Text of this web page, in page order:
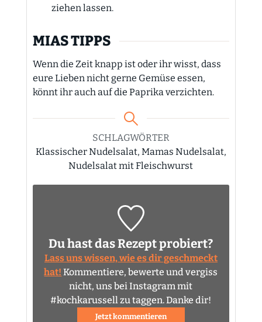
ziehen lassen.
MIAS TIPPS
Wenn die Zeit knapp ist oder ihr wisst, dass
eure Lieben nicht gerne Gemüse essen,
könnt ihr auch auf die Paprika verzichten.
SCHLAGWÖRTER
Klassischer Nudelsalat, Mamas Nudelsalat,
Nudelsalat mit Fleischwurst
Du hast das Rezept probiert?
Lass uns wissen, wie es dir geschmeckt
hat! Kommentiere, bewerte und vergiss
nicht, uns bei Instagram mit
#kochkarussell zu taggen. Danke dir!
Jetzt kommentieren